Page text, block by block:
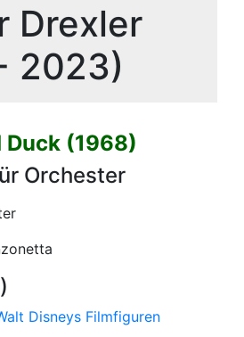
Drexler
2023)
(1968)
Orchester
Disneys Filmfiguren